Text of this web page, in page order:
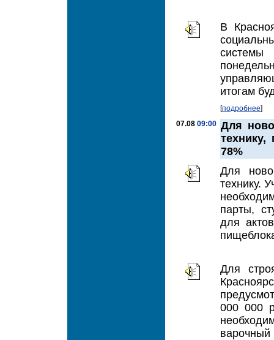
В
итогам
[подробнее]
07.08 09:00 Для
технику,
78%
Для
технику.
парты,
для
Для
000 000
варочный